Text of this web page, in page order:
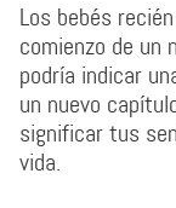
Los bebés
comienzo de un
podría indicar
un nuevo
significar tus
vida.